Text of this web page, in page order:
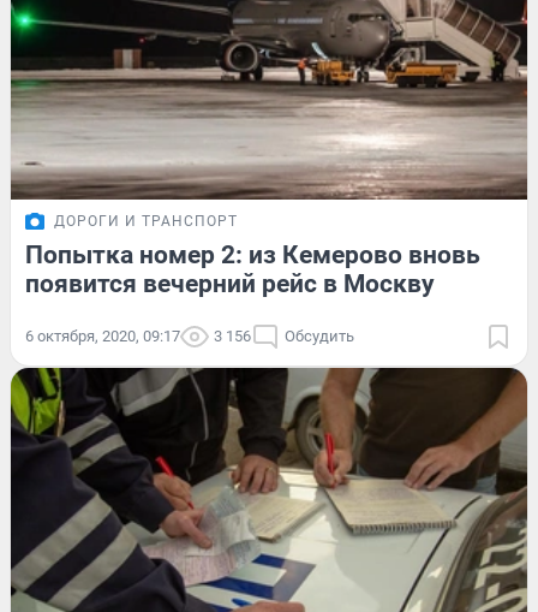
ДОРОГИ И ТРАНСПОРТ
Попытка номер 2: из Кемерово вновь
появится вечерний рейс в Москву
6 октября, 2020, 09:17 3 156 Обсудить